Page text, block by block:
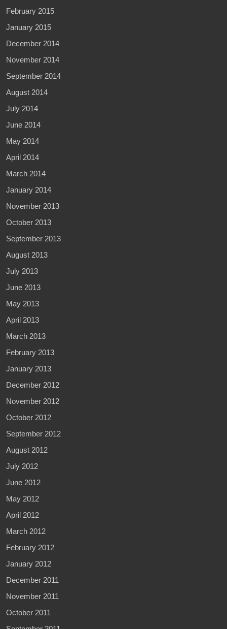
February 2015
January 2015
December 2014
November 2014
September 2014
August 2014
July 2014
June 2014
May 2014
April 2014
March 2014
January 2014
November 2013
October 2013
September 2013
August 2013
July 2013
June 2013
May 2013
April 2013
March 2013
February 2013
January 2013
December 2012
November 2012
October 2012
September 2012
August 2012
July 2012
June 2012
May 2012
April 2012
March 2012
February 2012
January 2012
December 2011
November 2011
October 2011